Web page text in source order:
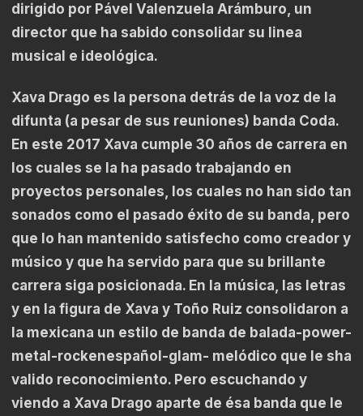
dirigido por Pável Valenzuela Arámburo, un
director que ha sabido consolidar su linea
musical e ideológica.
Xava Drago es la persona detrás de la voz de la
difunta (a pesar de sus reuniones) banda Coda.
En este 2017 Xava cumple 30 años de carrera en
los cuales se la ha pasado trabajando en
proyectos personales, los cuales no han sido tan
sonados como el pasado éxito de su banda, pero
que lo han mantenido satisfecho como creador y
músico y que ha servido para que su brillante
carrera siga posicionada. En la música, las letras
y en la figura de Xava y Toño Ruiz consolidaron a
la mexicana un estilo de banda de balada-power-
metal-rockenespañol-glam- melódico que le sha
valido reconocimiento. Pero escuchando y
viendo a Xava Drago aparte de ésa banda que le